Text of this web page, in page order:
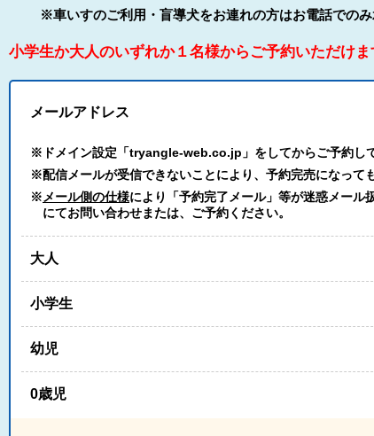
※車いすのご利用・盲導犬をお連れの方はお電話での
小学生か大人のいずれか１名様からご予約いただけま
メールアドレス
※ドメイン設定「tryangle-web.co.jp」をしてからご予約して
※配信メールが受信できないことにより、予約完売になって
※ メール側の仕様により「予約完了メール」等が迷惑メール
にてお問い合わせまたは、ご予約ください。
大人
小学生
幼児
0歳児